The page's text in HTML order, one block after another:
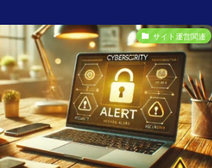
サイト運営関連